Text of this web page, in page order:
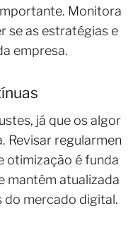
Monitora
se as estratégias e
empresa.
já que os algor
Revisar regularmen
otimização é funda
mantêm atualizada
do mercado digital.